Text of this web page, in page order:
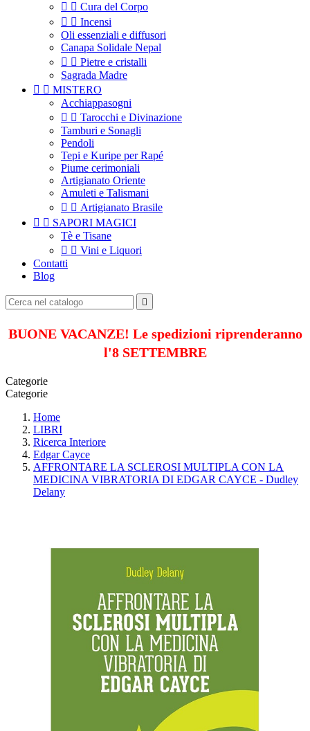
  Cura del Corpo
  Incensi
Oli essenziali e diffusori
Canapa Solidale Nepal
  Pietre e cristalli
Sagrada Madre
  MISTERO
Acchiappasogni
  Tarocchi e Divinazione
Tamburi e Sonagli
Pendoli
Tepi e Kuripe per Rapé
Piume cerimoniali
Artigianato Oriente
Amuleti e Talismani
  Artigianato Brasile
  SAPORI MAGICI
Tè e Tisane
  Vini e Liquori
Contatti
Blog

BUONE VACANZE! Le spedizioni riprenderanno
l'8 SETTEMBRE
Categorie
Categorie
Home
LIBRI
Ricerca Interiore
Edgar Cayce
AFFRONTARE LA SCLEROSI MULTIPLA CON LA
MEDICINA VIBRATORIA DI EDGAR CAYCE - Dudley
Delany